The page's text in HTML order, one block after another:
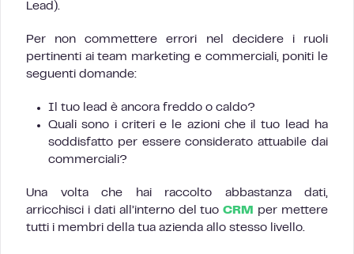
Lead).
Per non commettere errori nel decidere i ruoli
pertinenti ai team marketing e commerciali, poniti le
seguenti domande:
Il tuo lead è ancora freddo o caldo?
Quali sono i criteri e le azioni che il tuo lead ha
soddisfatto per essere considerato attuabile dai
commerciali?
Una volta che hai raccolto abbastanza dati,
arricchisci i dati all’interno del tuoCRM
per mettere
tutti i membri della tua azienda allo stesso livello.